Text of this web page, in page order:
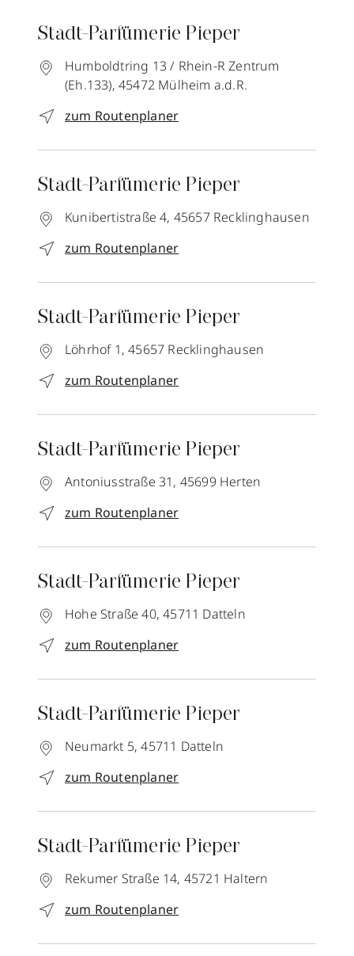
Stadt-Parfümerie Pieper
Humboldtring 13 / Rhein-R Zentrum
(Eh.133), 45472 Mülheim a.d.R.
zum Routenplaner
Stadt-Parfümerie Pieper
Kunibertistraße 4, 45657 Recklinghausen
zum Routenplaner
Stadt-Parfümerie Pieper
Löhrhof 1, 45657 Recklinghausen
zum Routenplaner
Stadt-Parfümerie Pieper
Antoniusstraße 31, 45699 Herten
zum Routenplaner
Stadt-Parfümerie Pieper
Hohe Straße 40, 45711 Datteln
zum Routenplaner
Stadt-Parfümerie Pieper
Neumarkt 5, 45711 Datteln
zum Routenplaner
Stadt-Parfümerie Pieper
Rekumer Straße 14, 45721 Haltern
zum Routenplaner